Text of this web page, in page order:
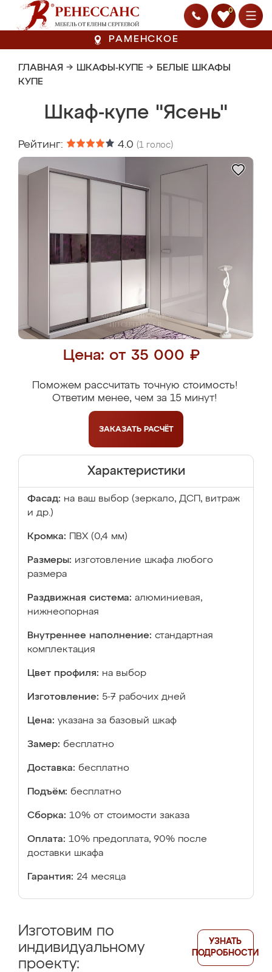
0
РАМЕНСКОЕ
ГЛАВНАЯ → ШКАФЫ-КУПЕ → БЕЛЫЕ ШКАФЫ
КУПЕ
Шкаф-купе "Ясень"
Рейтинг: 4.0 (1 голос)
Цена: от 35 000 ₽
Поможем рассчитать точную стоимость!
Ответим менее, чем за 15 минут!
ЗАКАЗАТЬ РАСЧЁТ
Характеристики
Фасад: на ваш выбор (зеркало, ДСП, витраж
и др.)
Кромка: ПВХ (0,4 мм)
Размеры: изготовление шкафа любого
размера
Раздвижная система: алюминиевая,
нижнеопорная
Внутреннее наполнение: стандартная
комплектация
Цвет профиля: на выбор
Изготовление: 5-7 рабочих дней
Цена: указана за базовый шкаф
Замер: бесплатно
Доставка: бесплатно
Подъём: бесплатно
Сборка: 10% от стоимости заказа
Оплата: 10% предоплата, 90% после
доставки шкафа
Гарантия: 24 месяца
Изготовим по
индивидуальному
проекту:
УЗНАТЬ
ПОДРОБНОСТИ